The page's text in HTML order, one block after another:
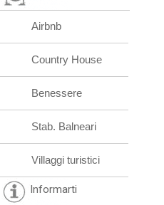
Airbnb
Country House
Benessere
Stab. Balneari
Villaggi turistici
Informarti